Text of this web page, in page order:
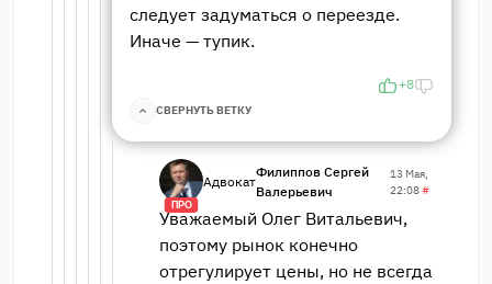
следует задуматься о переезде.
Иначе — тупик.
+8
СВЕРНУТЬ ВЕТКУ
ПРО
Адвокат
Филиппов Сергей
Валерьевич
13 Мая,
22:08#
Уважаемый Олег Витальевич,
поэтому рынок конечно
отрегулирует цены, но не всегда